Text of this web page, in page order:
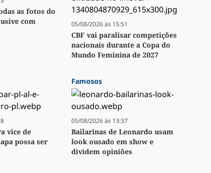
as fotos do
com
05/08/2026 às 15:51
CBF vai paralisar competições
nacionais durante a Copa do
Mundo Feminina de 2027
vice de
possa ser
Famosos
05/08/2026 às 13:37
Bailarinas de Leonardo usam
look ousado em show e
dividem opiniões